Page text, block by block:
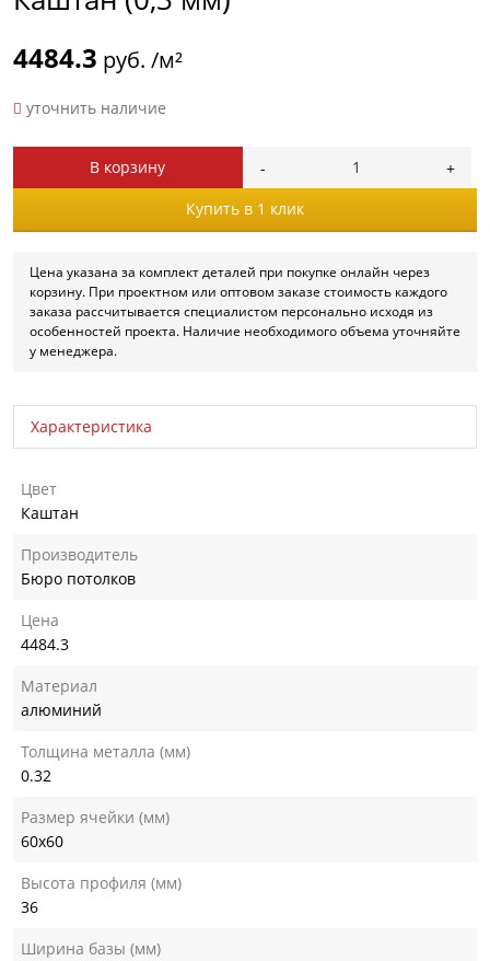
4484.3 руб. /м²
уточнить наличие
В корзину
Купить в 1 клик
Цена указана за комплект деталей при покупке онлайн через
корзину. При проектном или оптовом заказе стоимость каждого
заказа рассчитывается специалистом персонально исходя из
особенностей проекта. Наличие необходимого объема уточняйте
у менеджера.
Характеристика
Цвет
Каштан
Производитель
Бюро потолков
Цена
4484.3
Материал
алюминий
Толщина металла (мм)
0.32
Размер ячейки (мм)
60х60
Высота профиля (мм)
36
Ширина базы (мм)